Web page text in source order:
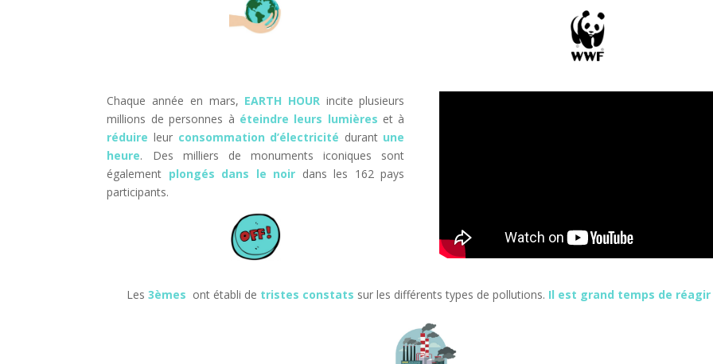
Chaque année en mars, EARTH HOUR incite plusieurs
millions de personnes à éteindre leurs lumières et à
réduire leur consommation d’électricité durant une
heure. Des milliers de monuments iconiques sont
également plongés dans le noir dans les 162 pays
participants.
Les3èmes ont établi de tristes constats sur les différents types de pollutions. Il est grand temps de réagir